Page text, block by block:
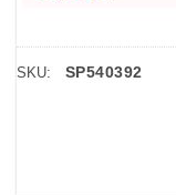
SKU: SP540392